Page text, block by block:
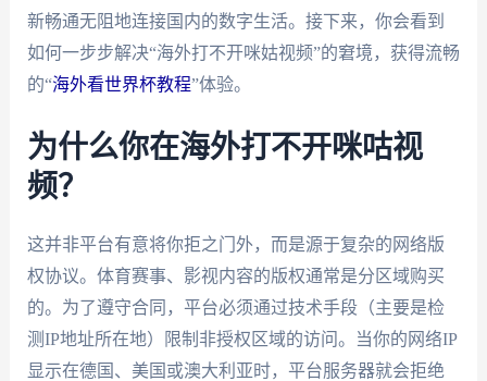
新畅通无阻地连接国内的数字生活。接下来，你会看到
如何一步步解决“海外打不开咪姑视频”的窘境，获得流畅
的“海外看世界杯教程”体验。
为什么你在海外打不开咪咕视
频？
这并非平台有意将你拒之门外，而是源于复杂的网络版
权协议。体育赛事、影视内容的版权通常是分区域购买
的。为了遵守合同，平台必须通过技术手段（主要是检
测IP地址所在地）限制非授权区域的访问。当你的网络IP
显示在德国、美国或澳大利亚时，平台服务器就会拒绝